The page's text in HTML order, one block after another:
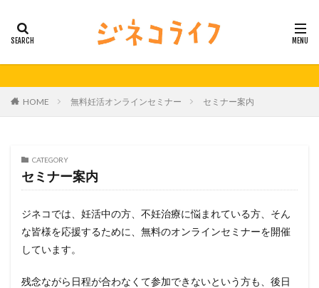
HOME 無料妊活オンラインセミナー セミナー案内
CATEGORY
セミナー案内
ジネコでは、妊活中の方、不妊治療に悩まれている方、そん
な皆様を応援するために、無料のオンラインセミナーを開催
しています。
残念ながら日程が合わなくて参加できないという方も、後日
男性不妊
検索